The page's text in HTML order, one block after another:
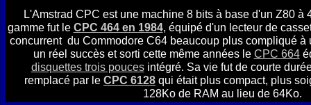
L'Amstrad CPC est une machine 8 bits à base d'un Z80 à
gamme fut le CPC 464 en 1984, équipé d'un lecteur de
concurrent du Commodore C64 beaucoup plus compliqué à
un réel succès et sorti cette même années le CPC 664
disquettes trois poucesintégré. Sa vie fut de courte
remplacé par le CPC 6128 qui était plus compact, plus
128Ko de RAM au lieu de 64Ko.